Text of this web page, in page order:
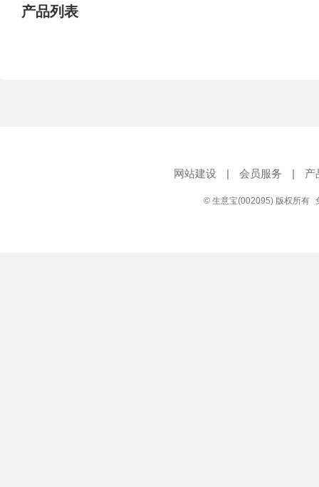
产品列表
网站建设 | 会员服务 | 产
© 生意宝(002095) 版权所有